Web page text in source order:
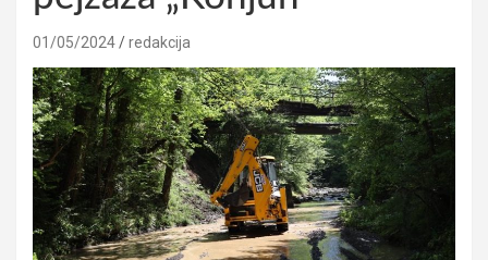
01/05/2024 redakcija